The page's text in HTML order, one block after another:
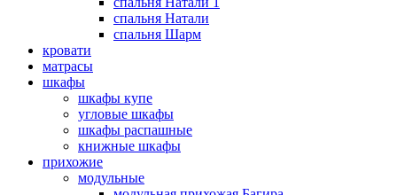
спальня Натали
спальня Шарм
кровати
матрасы
шкафы
шкафы купе
угловые шкафы
шкафы распашные
книжные шкафы
прихожие
модульные